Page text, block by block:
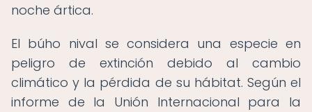
noche ártica.
El búho nival se considera una especie en
peligro de extinción debido al cambio
climático y la pérdida de su hábitat. Según el
informe de la Unión Internacional para la